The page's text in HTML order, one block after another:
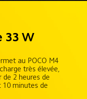
33 W
au POCO M4
très élevée,
2 heures de
minutes de